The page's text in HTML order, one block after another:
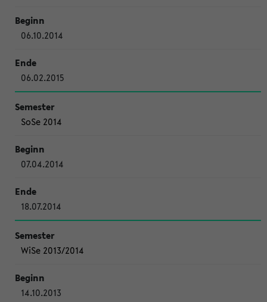
06.10.2014
06.02.2015
SoSe 2014
07.04.2014
18.07.2014
WiSe 2013/2014
14.10.2013